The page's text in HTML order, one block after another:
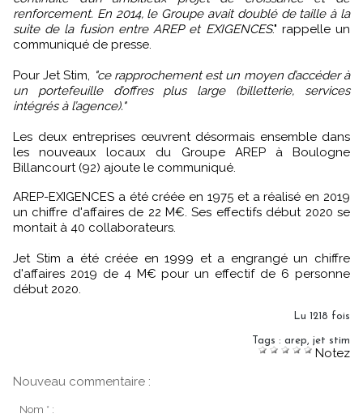
renforcement. En 2014, le Groupe avait doublé de taille à la
suite de la fusion entre AREP et EXIGENCES." rappelle un
communiqué de presse.
Pour Jet Stim,
"ce rapprochement est un moyen d’accéder à
un portefeuille d’offres plus large (billetterie, services
intégrés à l’agence)."
Les deux entreprises œuvrent désormais ensemble dans
les nouveaux locaux du Groupe AREP à Boulogne
Billancourt (92) ajoute le communiqué.
AREP-EXIGENCES a été créée en 1975 et a réalisé en 2019
un chiffre d'affaires de 22 M€. Ses effectifs début 2020 se
montait à 40 collaborateurs.
Jet Stim a été créée en 1999 et a engrangé un chiffre
d'affaires 2019 de 4 M€ pour un effectif de 6 personne
début 2020.
Lu 1218 fois
Tags : arep jet stim
Notez
Nouveau commentaire :
Nom * :